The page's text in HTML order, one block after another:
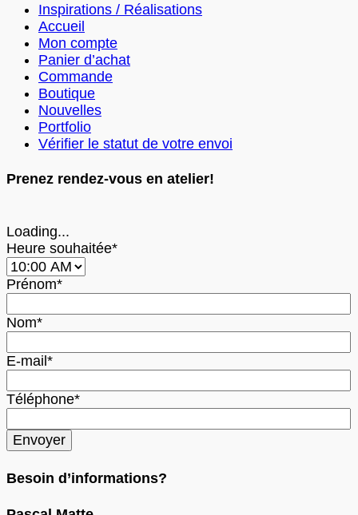
Inspirations / Réalisations
Accueil
Mon compte
Panier d’achat
Commande
Boutique
Nouvelles
Portfolio
Vérifier le statut de votre envoi
Prenez rendez-vous en atelier!
Loading...
Heure souhaitée*
Prénom*
Nom*
E-mail*
Téléphone*
Besoin d’informations?